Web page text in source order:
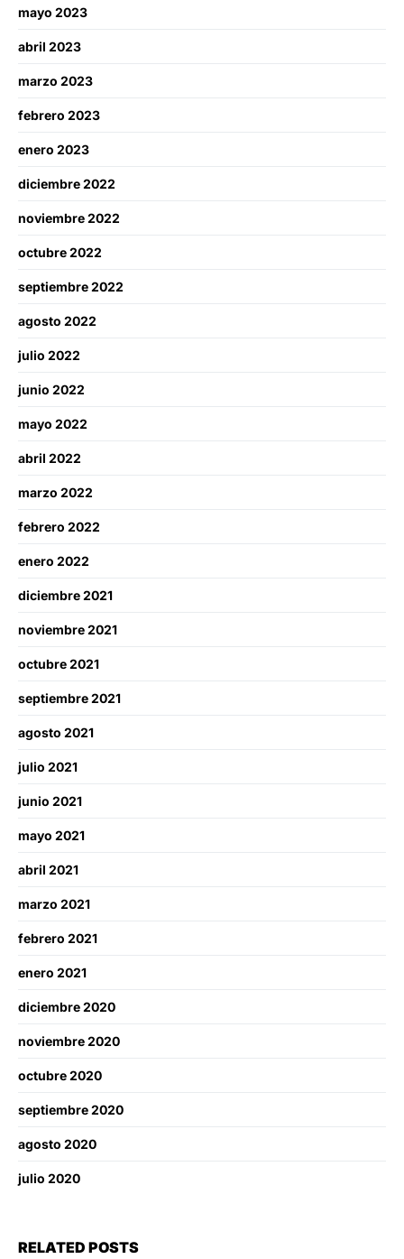
mayo 2023
abril 2023
marzo 2023
febrero 2023
enero 2023
diciembre 2022
noviembre 2022
octubre 2022
septiembre 2022
agosto 2022
julio 2022
junio 2022
mayo 2022
abril 2022
marzo 2022
febrero 2022
enero 2022
diciembre 2021
noviembre 2021
octubre 2021
septiembre 2021
agosto 2021
julio 2021
junio 2021
mayo 2021
abril 2021
marzo 2021
febrero 2021
enero 2021
diciembre 2020
noviembre 2020
octubre 2020
septiembre 2020
agosto 2020
julio 2020
RELATED POSTS